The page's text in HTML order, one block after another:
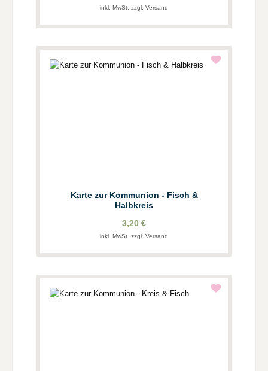
inkl. MwSt. zzgl. Versand
Karte zur Kommunion - Fisch &
Halbkreis
3,20 €
inkl. MwSt. zzgl. Versand